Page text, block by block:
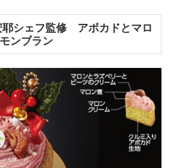
耶シェフ監修 アボカドとマロ
ンブラン